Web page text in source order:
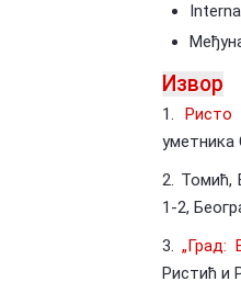
Извор
1.Ристо
уметника
2. Томић,
1-2,
3.„Град:
Ристић и